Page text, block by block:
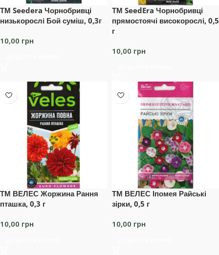
ТМ Seedera Чорнобривці
низькорослі Бой суміш, 0,3г
10,00 грн
ТМ SeedEra Чорнобривці
прямостоячі високорослі, 0,5
г
10,00 грн
ТМ ВЕЛЕС Жоржина Рання
пташка, 0,3 г
10,00 грн
ТМ ВЕЛЕС Іпомея Райські
зірки, 0,5 г
10,00 грн